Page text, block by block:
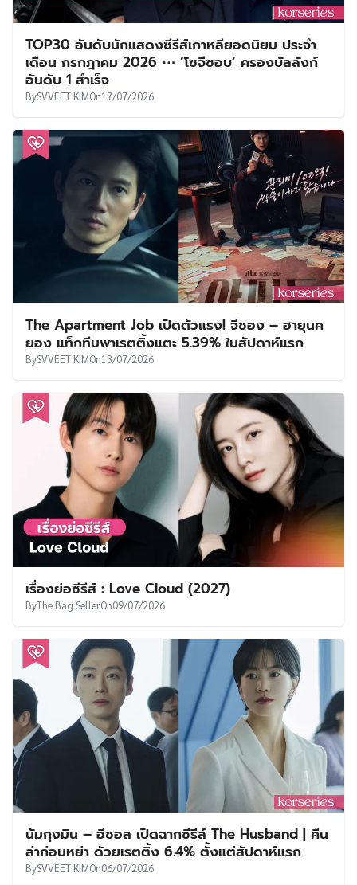
TOP30 อันดับนักแสดงซีรีส์เกาหลียอดนิยม ประจำ
เดือน กรกฎาคม 2026 ⋯ ‘โซจีซอบ’ ครองบัลลังก์
อันดับ 1 สำเร็จ
BySVVEET KIMOn17/07/2026
The Apartment Job เปิดตัวแรง! จีซอง – ฮายุนค
ยอง แท็กทีมพาเรตติ้งแตะ 5.39% ในสัปดาห์แรก
BySVVEET KIMOn13/07/2026
เรื่องย่อซีรีส์ : Love Cloud (2027)
ByThe Bag SellerOn09/07/2026
นัมกุงมิน – อีซอล เปิดฉากซีรีส์ The Husband | คืน
ล่าก่อนหย่า ด้วยเรตติ้ง 6.4% ตั้งแต่สัปดาห์แรก
BySVVEET KIMOn06/07/2026